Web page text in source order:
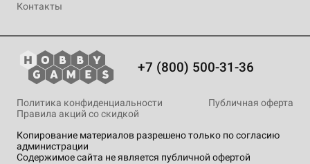
Контакты
+7 (800) 500-31-36
Копирование материалов разрешено только по согласию
администрации
Содержимое сайта не является публичной офертой
Политика конфиденциальности
Публичная оферта
Правила акций со скидкой